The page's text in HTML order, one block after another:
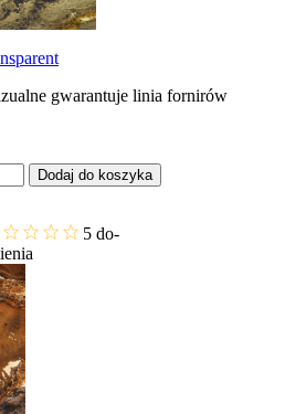
gwarantuje linia fornirów
Dodaj do koszyka
5 do-